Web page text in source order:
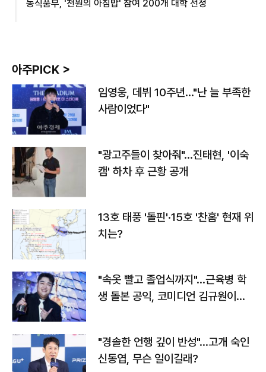
농식품부, '천원의 아침밥' 참여 200개 대학 선정
아주PICK >
임영웅, 데뷔 10주년…"난 늘 부족한
사람이었다"
"광고주들이 찾아줘"…진태현, '이숙
캠' 하차 후 근황 공개
13호 태풍 '돌핀'·15호 '찬홈' 현재 위
치는?
"속옷 빨고 졸업식까지"…근육병 학
생 돌본 공익, 코미디언 김규원이었
"경솔한 언행 깊이 반성"…고개 숙인
신동엽, 무슨 일이길래?